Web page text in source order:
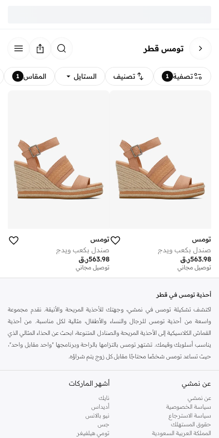
تومس قطر
تصفية 1 تصنيف الستايل المقاس 1
تومس
صندل بكعب ويدج
ر.ق563.98
توصيل مجاني
تومس
صندل بكعب ويدج
ر.ق563.98
توصيل مجاني
أحذية تومس في قطر
اكتشف تشكيلة تومس في نمشي، وجهتك للأحذية المريحة والأنيقة. نقدم مجموعة
واسعة من أحذية تومس للرجال والنساء والأطفال، مثالية لكل مناسبة. من أحذية
القماش الكلاسيكية إلى الأحذية المريحة والصنادل المتنوعة، ابحث عن الحذاء المثالي الذي
يناسب أسلوبك وقيمك. تشتهر تومس بالتزامها بالراحة وبرنامجها "واحد مقابل واحد"،
حيث تساعد تومس شخصًا محتاجًا مقابل كل زوج يتم شراؤه.
تسوق تومس لكل احتياجاتك
استكشف مجموعتنا المختارة من أحذية تومس المصممة لمغامراتك اليومية. سواء كنت
تبحث عن أحذية يومية كاجوال، أو أحذية مريحة للمشي، أو خيارات أنيقة للسهرات، فإن
تشكيلة تومس لديها ما يناسب الجميع.
أحذية تومس للرجال
عن نمشي
عن نمشي
سياسة الخصوصية
سياسة الاسترجاع
حقوق المستهلك
المملكة العربية السعودية
أشهر الماركات
نايك
أديداس
نيو بالانس
جس
تومي هيلفيغر